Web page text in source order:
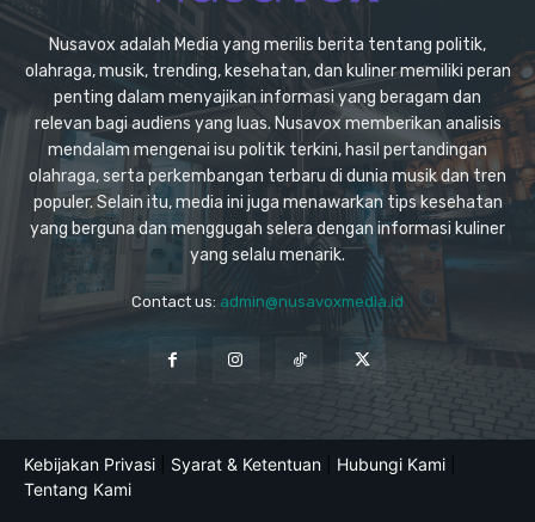
Nusavox adalah Media yang merilis berita tentang politik,
olahraga, musik, trending, kesehatan, dan kuliner memiliki peran
penting dalam menyajikan informasi yang beragam dan
relevan bagi audiens yang luas. Nusavox memberikan analisis
mendalam mengenai isu politik terkini, hasil pertandingan
olahraga, serta perkembangan terbaru di dunia musik dan tren
populer. Selain itu, media ini juga menawarkan tips kesehatan
yang berguna dan menggugah selera dengan informasi kuliner
yang selalu menarik.
Contact us: admin@nusavoxmedia.id
Kebijakan Privasi Syarat & Ketentuan Hubungi Kami
Tentang Kami